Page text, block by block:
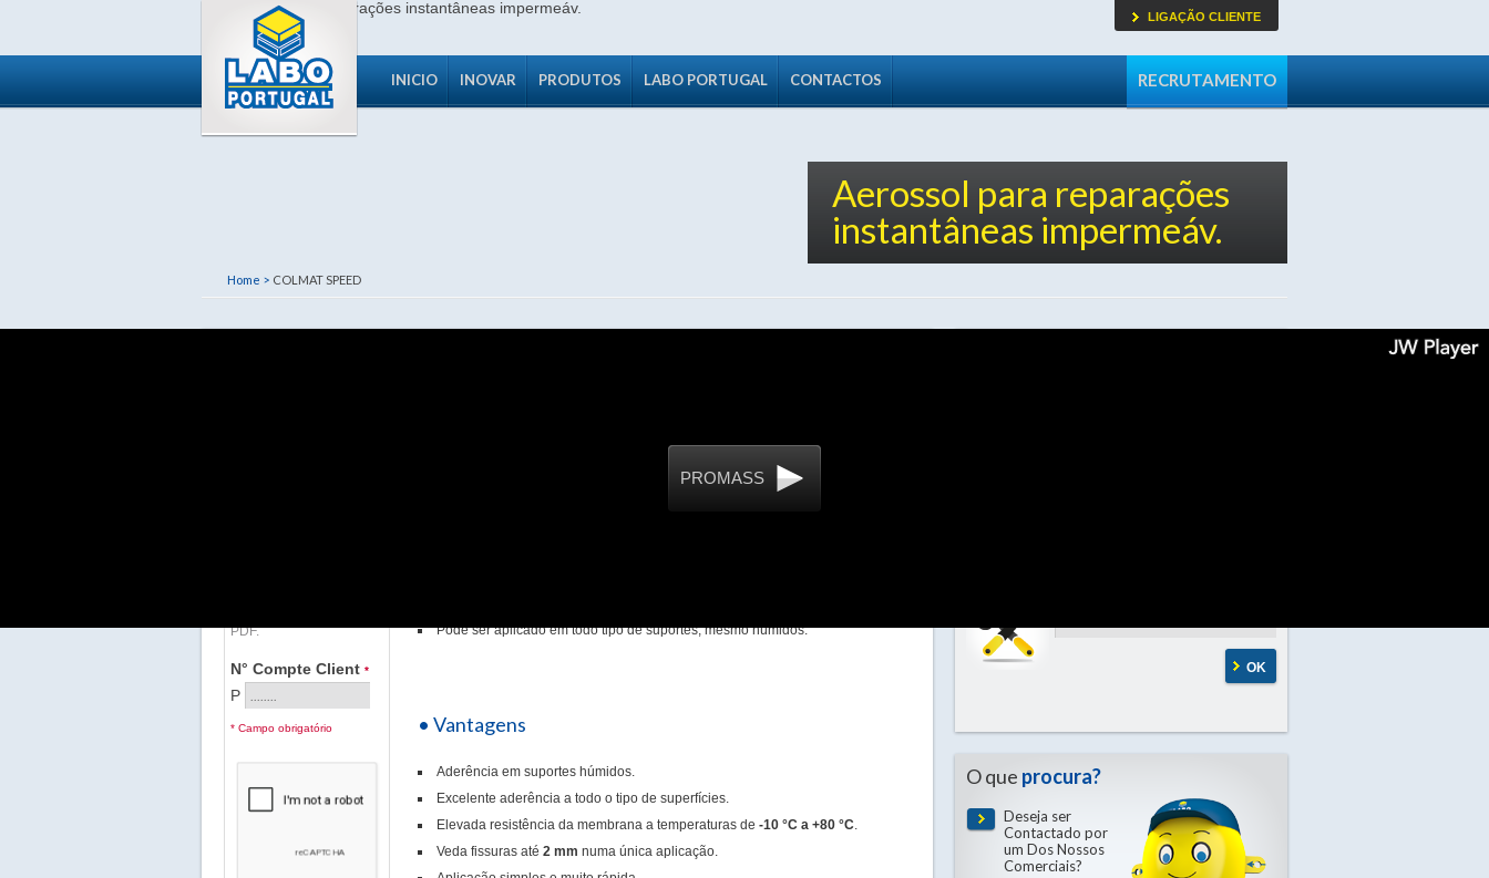
RECRUTAMENTO
INICIO INOVAR PRODUTOS LABO PORTUGAL CONTACTOS
LIGAÇÃO CLIENTE
Aerossol para reparações
instantâneas impermeáv.
Home > COLMAT SPEED
PDF.
N° Compte Client *
P
* Campo obrigatório
Resina de impermeabilização concentrada de cor cinza e pronta a usar.
Pode ser aplicado em todo tipo de suportes, mesmo húmidos.
• Vantagens
Aderência em suportes húmidos.
Excelente aderência a todo o tipo de superfícies.
Elevada resistência da membrana a temperaturas de -10 °C a +80 °C.
Veda fissuras até 2 mm numa única aplicação.
OK
O que procura?
Deseja ser
Contactado por
um Dos Nossos
Comerciais?
PROMASS